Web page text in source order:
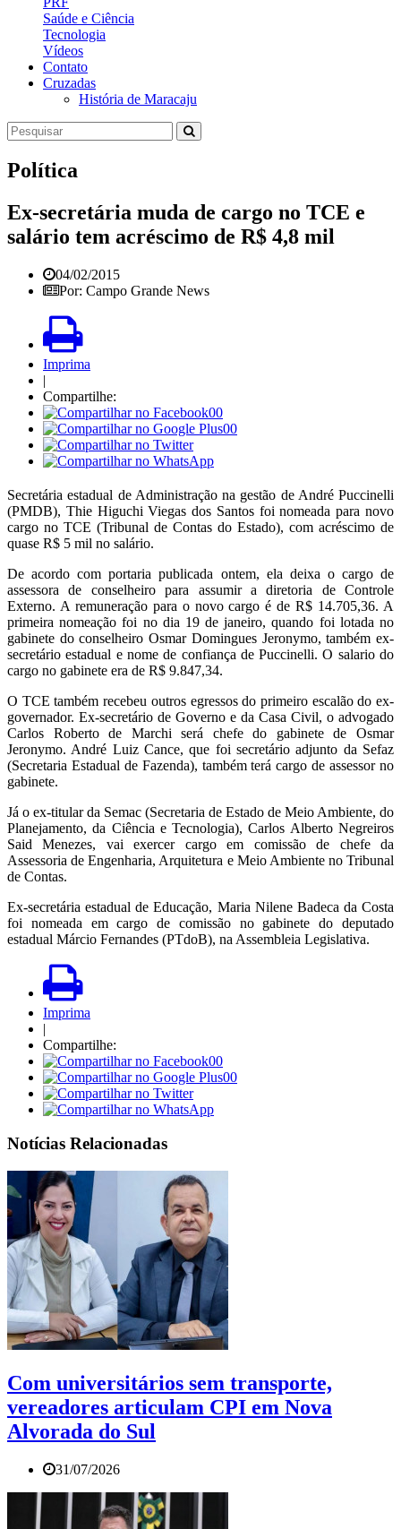
Saúde e Ciência
Tecnologia
Vídeos
Contato
Cruzadas
História de Maracaju
Política
Ex-secretária muda de cargo no TCE e
salário tem acréscimo de R$ 4,8 mil
04/02/2015
Por: Campo Grande News
Imprima
|
Compartilhe:
00
00
Secretária estadual de Administração na gestão de André Puccinelli
(PMDB), Thie Higuchi Viegas dos Santos foi nomeada para novo
cargo no TCE (Tribunal de Contas do Estado), com acréscimo de
quase R$ 5 mil no salário.
De acordo com portaria publicada ontem, ela deixa o cargo de
assessora de conselheiro para assumir a diretoria de Controle
Externo. A remuneração para o novo cargo é de R$ 14.705,36. A
primeira nomeação foi no dia 19 de janeiro, quando foi lotada no
gabinete do conselheiro Osmar Domingues Jeronymo, também ex-
secretário estadual e nome de confiança de Puccinelli. O salario do
cargo no gabinete era de R$ 9.847,34.
O TCE também recebeu outros egressos do primeiro escalão do ex-
governador. Ex-secretário de Governo e da Casa Civil, o advogado
Carlos Roberto de Marchi será chefe do gabinete de Osmar
Jeronymo. André Luiz Cance, que foi secretário adjunto da Sefaz
(Secretaria Estadual de Fazenda), também terá cargo de assessor no
gabinete.
Já o ex-titular da Semac (Secretaria de Estado de Meio Ambiente, do
Planejamento, da Ciência e Tecnologia), Carlos Alberto Negreiros
Said Menezes, vai exercer cargo em comissão de chefe da
Assessoria de Engenharia, Arquitetura e Meio Ambiente no Tribunal
de Contas.
Ex-secretária estadual de Educação, Maria Nilene Badeca da Costa
foi nomeada em cargo de comissão no gabinete do deputado
estadual Márcio Fernandes (PTdoB), na Assembleia Legislativa.
Imprima
|
Compartilhe:
00
00
Notícias Relacionadas
Com universitários sem transporte,
vereadores articulam CPI em Nova
Alvorada do Sul
31/07/2026